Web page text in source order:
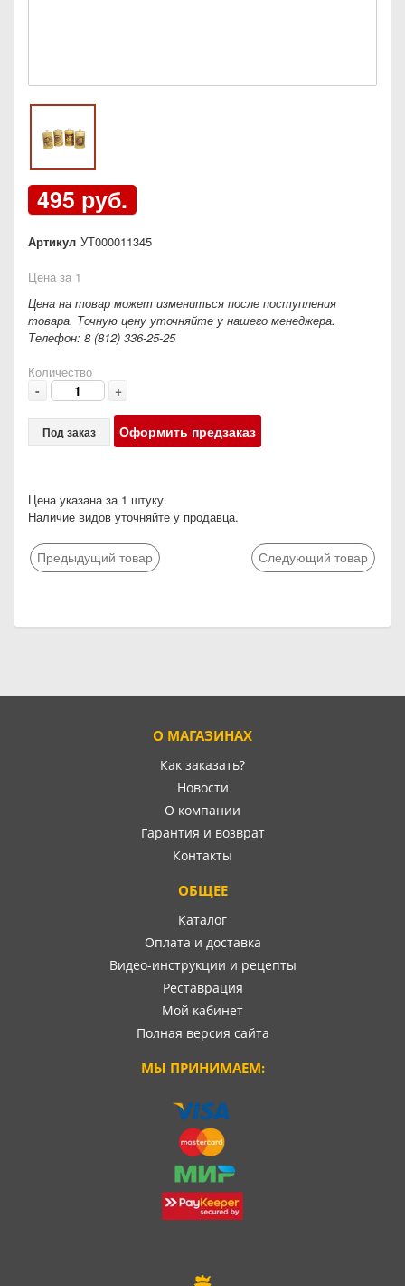
495 руб.
Артикул УТ000011345
Цена за 1
Цена на товар может измениться после поступления
товара. Точную цену уточняйте у нашего менеджера.
Телефон: 8 (812) 336-25-25
Количество
- +
Под заказ Оформить предзаказ
Цена указана за 1 штуку.
Наличие видов уточняйте у продавца.
Предыдущий товар Следующий товар
О МАГАЗИНАХ
Как заказать?
Новости
О компании
Гарантия и возврат
Контакты
ОБЩЕЕ
Каталог
Оплата и доставка
Видео-инструкции и рецепты
Реставрация
Мой кабинет
Полная версия сайта
МЫ ПРИНИМАЕМ: